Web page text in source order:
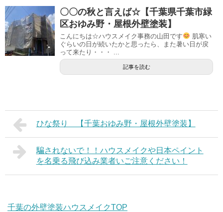
〇〇の秋と言えば☆【千葉県千葉市緑
区おゆみ野・屋根外壁塗装】
こんにちは☆ハウスメイク事務の山田です
肌寒い
ぐらいの日が続いたかと思ったら、また暑い日が戻
って来たり・・・ ...
記事を読む
ひな祭り 【千葉おゆみ野・屋根外壁塗装】
騙されないで！！ハウスメイクや日本ペイント
を名乗る飛び込み業者いご注意ください！
千葉の外壁塗装ハウスメイクTOP